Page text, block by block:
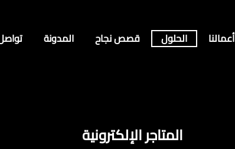
أعمالنا الحلول قصص نجاح المدونة
المتاجر الإلكترونية